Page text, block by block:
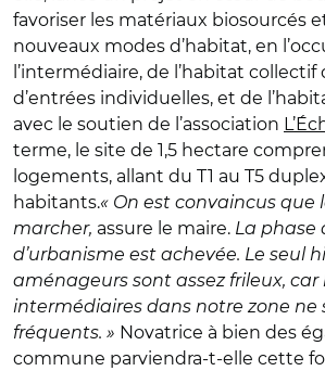
favoriser les matériaux biosourcés
nouveaux modes d’habitat, en
l’intermédiaire, de l’habitat collectif
d’entrées individuelles, et de
avec le soutien de l’association
terme, le site de 1,5 hectare
logements, allant du T1 au T5
habitants.« On est convaincus que
marcher, assure le maire. La phase
d’urbanisme est achevée. Le seul
aménageurs sont assez frileux,
intermédiaires dans notre zone ne
fréquents. » Novatrice à bien des
commune parviendra-t-elle cette